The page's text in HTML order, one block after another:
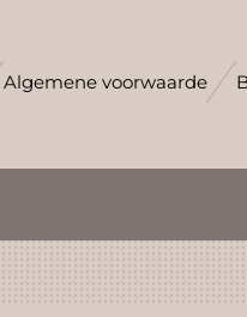
Algemene voorwaarde